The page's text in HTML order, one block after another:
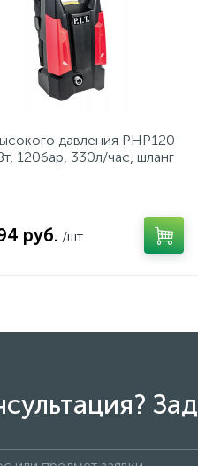
давления PHP120-
120бар, 330л/час, шланг
руб. /шт